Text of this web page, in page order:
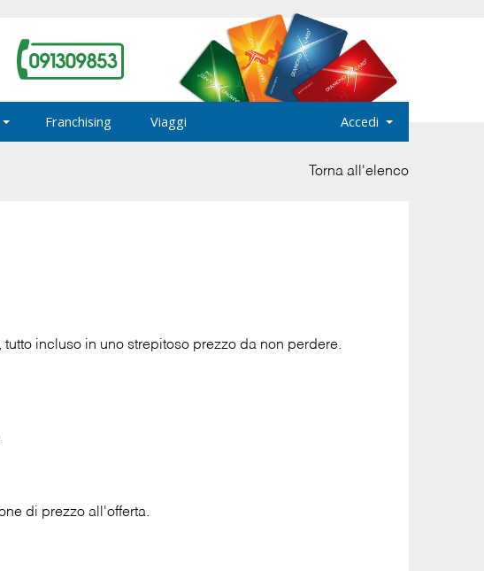
Franchising Viaggi Accedi
Torna all'elenco
incluso in uno strepitoso prezzo da non perdere.
di prezzo all'offerta.